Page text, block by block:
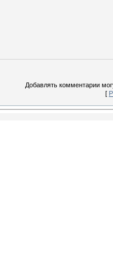
Добавлять комментарии
[